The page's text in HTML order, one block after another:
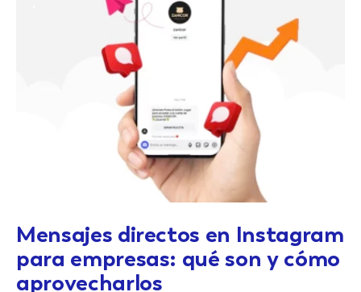
Mensajes directos en Instagram
para empresas: qué son y cómo
aprovecharlos